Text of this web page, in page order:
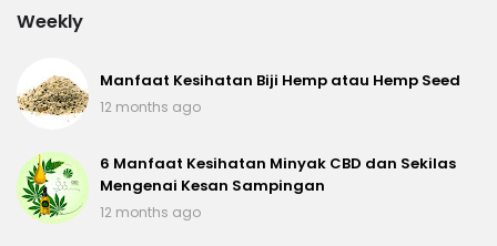
Weekly
Manfaat Kesihatan Biji Hemp atau Hemp Seed
12 months ago
6 Manfaat Kesihatan Minyak CBD dan Sekilas
Mengenai Kesan Sampingan
12 months ago